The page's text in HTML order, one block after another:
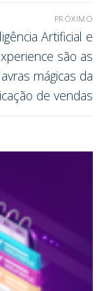
PRÓXIMO
Artificial e
são as
mágicas da
de vendas